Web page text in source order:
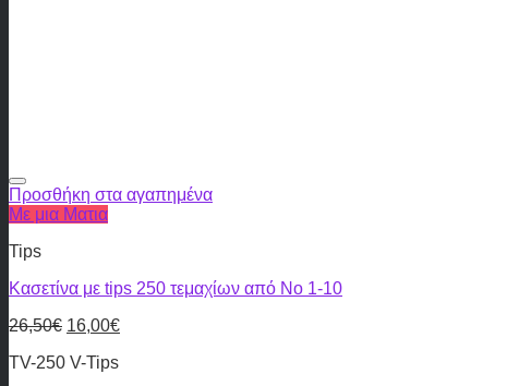
Προσθήκη στα αγαπημένα
Με μια Ματια
Tips
Κασετίνα με tips 250 τεμαχίων από Νο 1-10
26,50€ 16,00€
TV-250 V-Tips